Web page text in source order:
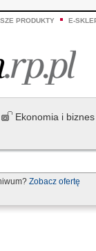
PRODUKTY E-
Ekonomia i biznes
Zobacz ofertę